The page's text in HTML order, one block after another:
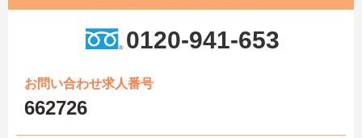
0120-941-653
お問い合わせ求人番号
662726